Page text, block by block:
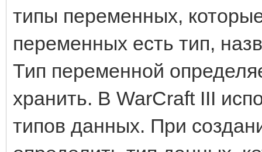
типы переменных,
переменных есть тип,
Тип переменной
хранить. В WarCraft III
типов данных. При